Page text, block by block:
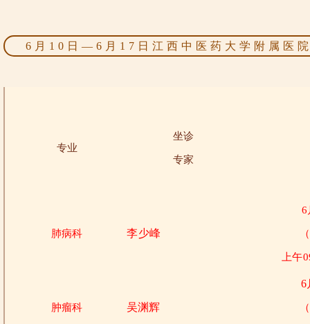
6月10日—6月17日江西中医药大学附属医
专业
坐诊
专家
肺病科 李少峰
6
上午
肿瘤科 吴渊辉
6